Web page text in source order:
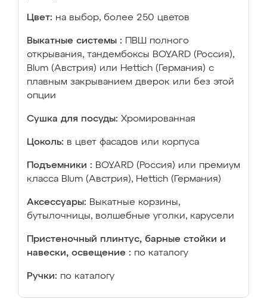
Цвет: на выбор, более 250 цветов
Выкатные системы :
ПВШ полного
открывания, тандембоксы BOYARD (Россия),
Blum (Австрия) или Hettich (Германия) с
плавным закрыванием дверок или без этой
опции
Сушка для посуды: Хромированная
Цоколь: в цвет фасадов или корпуса
Подъемники : BOYARD (Россия) или премиум
класса Blum (Австрия), Hettich (Германия)
Аксессуары: Выкатные корзины,
бутылочницы, волшебные уголки, карусели
Пристеночный плинтус, барные стойки и
навески, освещение : по каталогу
Ручки: по каталогу